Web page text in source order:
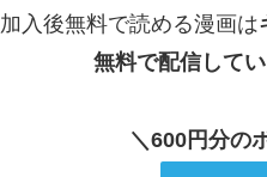
加入後無料で読める漫画は
無料で配信して
＼600円分の